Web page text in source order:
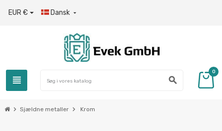
EUR € Dansk 
view_headline search
0
chevron_right Sjældne metaller chevron_right Krom